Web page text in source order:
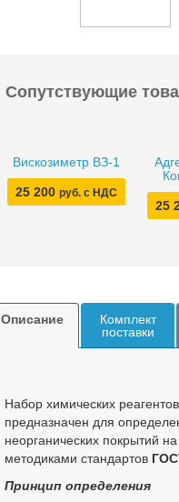
Сопутствующие
Вискозиметр ВЗ-1
25 200 руб. с НДС
25
Описание
Комплект
поставки
Набор химических
предназначен для
неорганических покрытий
методиками стандартов
Принцип определения